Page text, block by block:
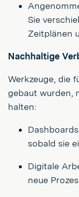
Sie
Zeitplänen
Nachhaltige
Werkzeuge, die
gebaut wurden,
halten:
sobald sie
Digitale
neue